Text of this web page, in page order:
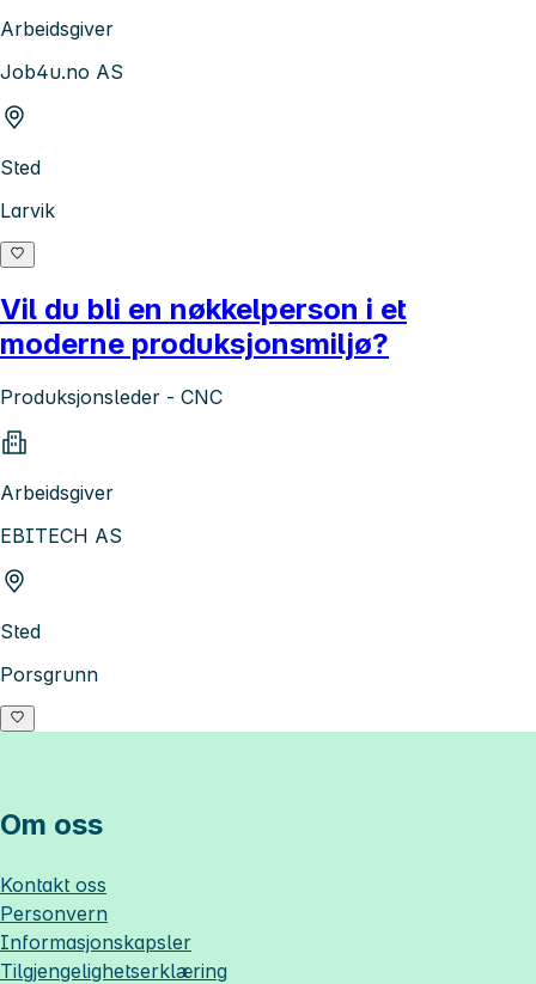
Arbeidsgiver
Job4u.no AS
Sted
Larvik
Vil du bli en nøkkelperson i et
moderne produksjonsmiljø?
Produksjonsleder - CNC
Arbeidsgiver
EBITECH AS
Sted
Porsgrunn
Om oss
Kontakt oss
Personvern
Informasjonskapsler
Tilgjengelighetserklæring